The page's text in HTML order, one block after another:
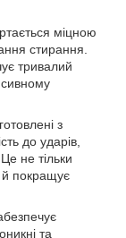
міцною
стирання.
тривалий
з
до ударів,
не тільки
й покращує
та